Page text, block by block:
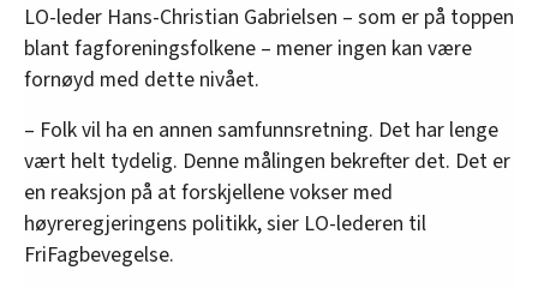
LO-leder Hans-Christian Gabrielsen – som er på toppen
blant fagforeningsfolkene – mener ingen kan være
fornøyd med dette nivået.
– Folk vil ha en annen samfunnsretning. Det har lenge
vært helt tydelig. Denne målingen bekrefter det. Det er
en reaksjon på at forskjellene vokser med
høyreregjeringens politikk, sier LO-lederen til
FriFagbevegelse.